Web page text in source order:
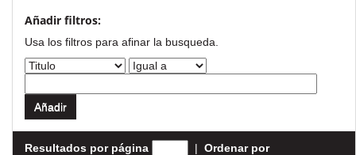
Añadir filtros:
Usa los filtros para afinar la busqueda.
Resultados por página | Ordenar por